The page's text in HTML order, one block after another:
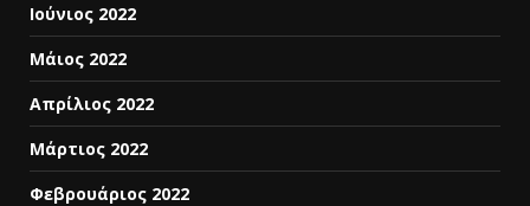
Ιούνιος 2022
Μάιος 2022
Απρίλιος 2022
Μάρτιος 2022
Φεβρουάριος 2022